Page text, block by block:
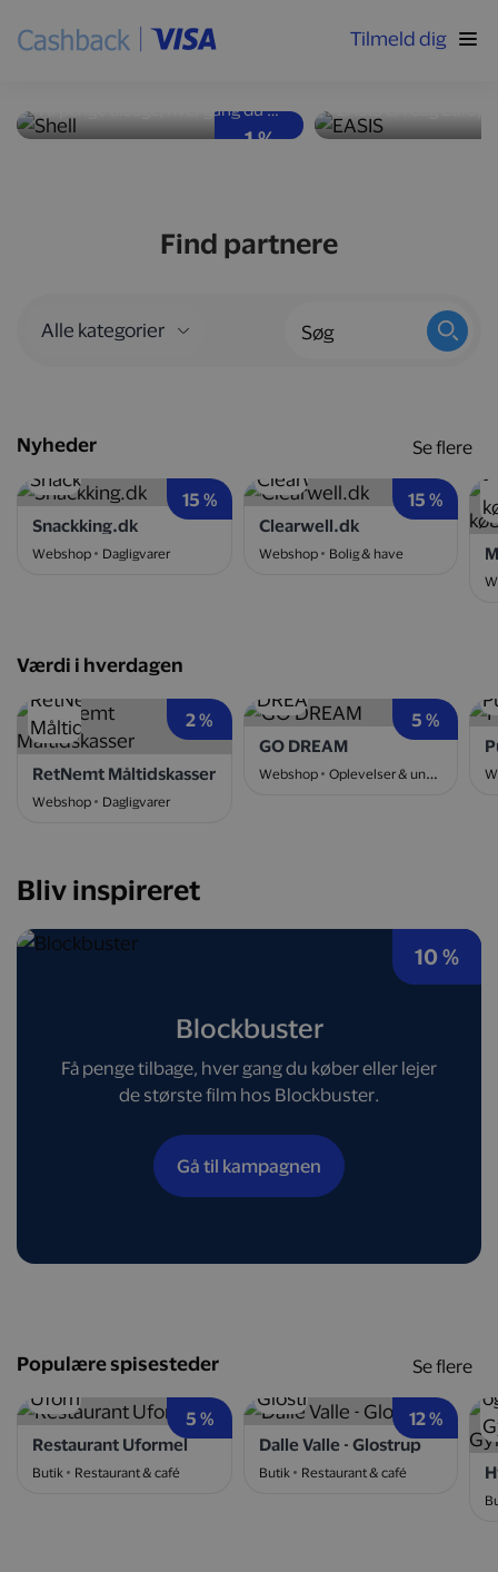
Tilmeld dig
1 %
Høj ydeevne og god
Få penge tilbage, hver gang du tanker bilen op hos Shell-stationer landet over.
Nyd velsmag
Find partnere
Nyheder
15 %
Snackking.dk
Webshop Dagligvarer
15 %
Clearwell.dk
Webshop
Bolig & have
Se flere
Værdi i hverdagen
2 %
RetNemt Måltidskasser
Webshop Dagligvarer
5 %
GO DREAM
Webshop Oplevelser & underholdning
Bliv inspireret
10 %
Blockbuster
Få penge tilbage, hver gang du køber eller lejer
de største film hos Blockbuster.
Gå til kampagnen
Populære spisesteder
5 %
Restaurant Uformel
Butik Restaurant & café
12 %
Dalle Valle - Glostrup
Butik
Restaurant & café
Se flere